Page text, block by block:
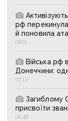
рф перекинула
й поновила
08:01
Війська рф
Донеччини:
07:12
Загиблому
присвоїти
06:48